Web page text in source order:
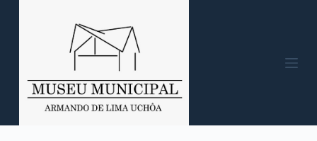
o